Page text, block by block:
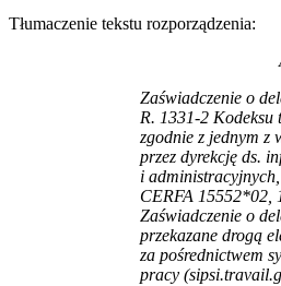
Tłumaczenie tekstu rozporządzenia:
Zaświadczenie o
R. 1331-2 Kodeksu
zgodnie z jednym z
przez dyrekcję ds.
i
CERFA 15552*02,
Zaświadczenie o
przekazane drogą
za pośrednictwem
pracy